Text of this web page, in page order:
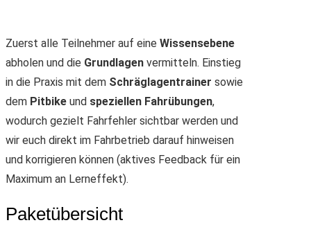
Zuerst alle Teilnehmer auf eine Wissensebene
abholen und die Grundlagen vermitteln. Einstieg
in die Praxis mit dem Schräglagentrainer sowie
dem Pitbike und speziellen Fahrübungen,
wodurch gezielt Fahrfehler sichtbar werden und
wir euch direkt im Fahrbetrieb darauf hinweisen
und korrigieren können (aktives Feedback für ein
Maximum an Lerneffekt).
Paketübersicht